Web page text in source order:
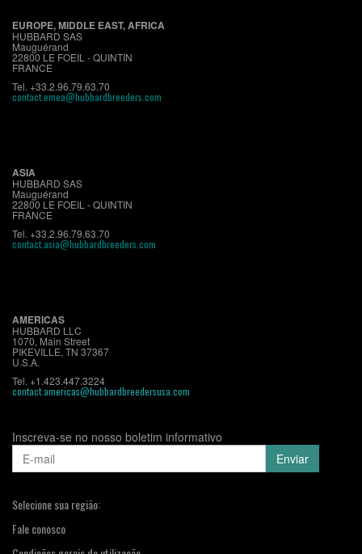
EUROPE, MIDDLE EAST, AFRICA
HUBBARD SAS
Mauguérand
22800 LE FOEIL - QUINTIN
FRANCE
Tel. +33.2.96.79.63.70
contact.emea@hubbardbreeders.com
ASIA
HUBBARD SAS
Mauguérand
22800 LE FOEIL - QUINTIN
FRANCE
Tel. +33.2.96.79.63.70
contact.asia@hubbardbreeders.com
AMERICAS
HUBBARD LLC
1070, Main Street
PIKEVILLE, TN 37367
U.S.A.
Tel. +1.423.447.3224
contact.americas@hubbardbreedersusa.com
Inscreva-se no nosso boletim informativo
Selecione sua região:
Fale conosco